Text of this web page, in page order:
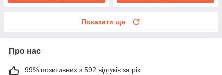
Показати ще
Про нас
99% позитивних з 592 відгуків за рік